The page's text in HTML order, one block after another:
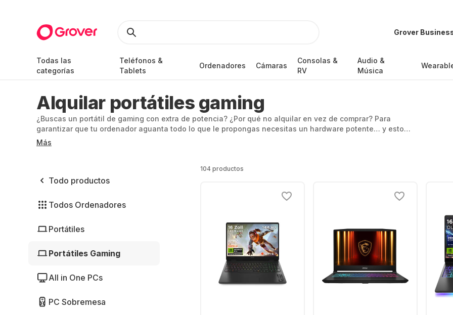
Grover
Todas las
categorías
Teléfonos &
Tablets
Ordenadores Cámaras
Consolas &
RV
Audio &
Música
Alquilar portátiles gaming
¿Buscas un portátil de gaming con extra de potencia? ¿Por qué no alquilar en vez de comprar? Para
garantizar que tu ordenador aguanta todo lo que le propongas necesitas un hardware potente… y esto
suele ser muy caro. En Grover encontrarás portátiles de gaming para alquilar, con un rendimiento
insuperable y una movilidad ilimitada.
Más
Todo productos
Todos Ordenadores
Portátiles
Portátiles Gaming
All in One PCs
PC Sobremesa
104 productos